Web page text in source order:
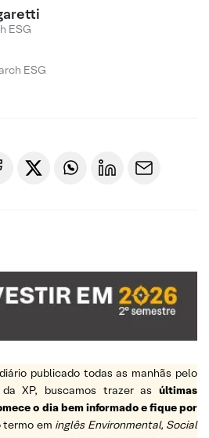
ESG
ESG
publicado todas as manhãs pelo
XP, buscamos trazer as últimas
o dia bem informado e fique por
termo em inglês Environmental, Social